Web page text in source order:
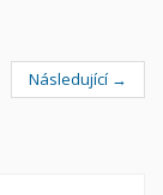
Následující →